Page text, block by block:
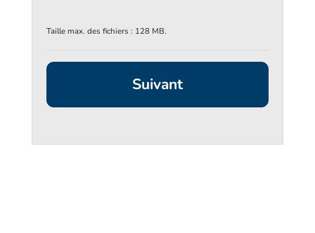
Taille max. des fichiers : 128 MB.